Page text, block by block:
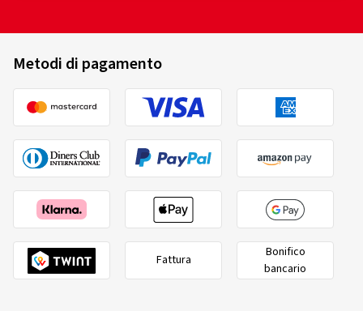
Winter ein hingucker hat
(Tradurre)
Dimensioni del cerchione in pollici:
6,5x17 - ET 32 -
LK 5x114,3
Colore:Complete Black Gloss
Cerchioni montati su:Pneumatici invernali
02/02/2026
Metodi di pagamento
Fattura
Bonifico
bancario